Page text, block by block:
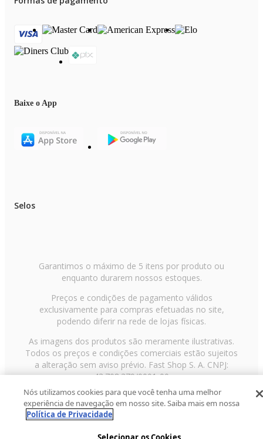
Baixe o App
Selos
Garantimos o máximo de 5 itens por produto ou
enquanto durarem nossos estoques.
Preços e condições de pagamento válidos
exclusivamente para compras efetuadas no site,
podendo diferir na rede de lojas físicas.
As imagens dos produtos são meramente ilustrativas.
Todos os preços e condições comerciais estão sujeitos
a alteração sem aviso prévio. Fast Shop S. A. CNPJ:
43.708.379/0001-00
Avenida Zaki Narchi, nº 1650, sobreloja, Carandiru, São
Paulo/SP, CEP 02029-001, Telefone: 11 3003-3728 ©
2013 Fast Shop - Todos os direitos reservados
Nós utilizamos cookies para que você tenha uma melhor
experiência de navegação em nosso site. Saiba mais em nossa
Política de Privacidade